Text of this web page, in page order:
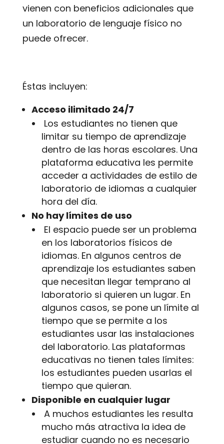
vienen con beneficios adicionales que
un laboratorio de lenguaje físico no
puede ofrecer.
Éstas incluyen:
Acceso ilimitado 24/7
Los estudiantes no tienen que
limitar su tiempo de aprendizaje
dentro de las horas escolares. Una
plataforma educativa les permite
acceder a actividades de estilo de
laboratorio de idiomas a cualquier
hora del día.
No hay límites de uso
El espacio puede ser un problema
en los laboratorios físicos de
idiomas. En algunos centros de
aprendizaje los estudiantes saben
que necesitan llegar temprano al
laboratorio si quieren un lugar. En
algunos casos, se pone un límite al
tiempo que se permite a los
estudiantes usar las instalaciones
del laboratorio. Las plataformas
educativas no tienen tales límites:
los estudiantes pueden usarlas el
tiempo que quieran.
Disponible en cualquier lugar
A muchos estudiantes les resulta
mucho más atractiva la idea de
estudiar cuando no es necesario